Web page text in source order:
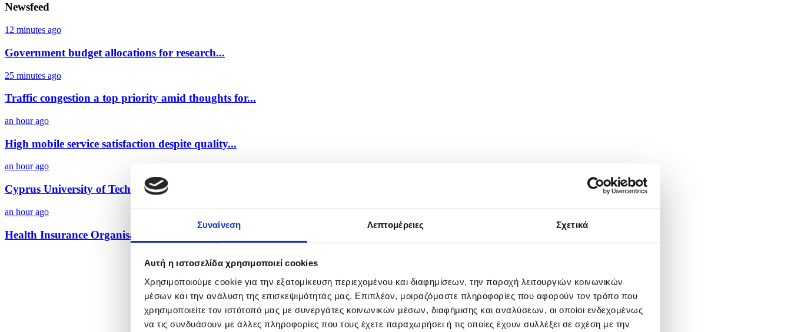
Συναίνεση Λεπτομέρειες Σχετικά
Αυτή η ιστοσελίδα χρησιμοποιεί cookies
Χρησιμοποιούμε cookie για την εξατομίκευση περιεχομένου και διαφημίσεων, την παροχή λειτουργιών κοινωνικών
μέσων και την ανάλυση της επισκεψιμότητάς μας. Επιπλέον, μοιραζόμαστε πληροφορίες που αφορούν τον τρόπο που
χρησιμοποιείτε τον ιστότοπό μας με συνεργάτες κοινωνικών μέσων, διαφήμισης και αναλύσεων, οι οποίοι ενδεχομένως
να τις συνδυάσουν με άλλες πληροφορίες που τους έχετε παραχωρήσει ή τις οποίες έχουν συλλέξει σε σχέση με την
Newsfeed
12 minutes ago
Government budget allocations for research...
25 minutes ago
Traffic congestion a top priority amid thoughts for...
an hour ago
High mobile service satisfaction despite quality...
an hour ago
Cyprus University of Technology to host European...
an hour ago
Health Insurance Organisation deems WHO report as an...